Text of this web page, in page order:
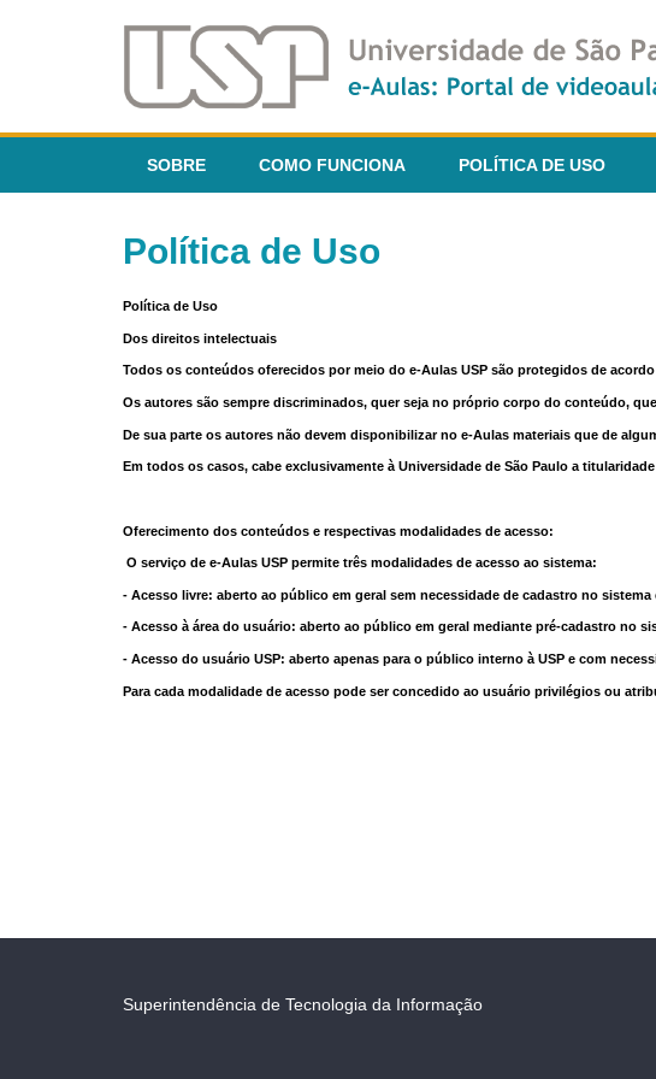
SOBRE COMO FUNCIONA POLÍTICA DE USO
Política de Uso
Política de Uso
Dos direitos intelectuais
Todos os conteúdos oferecidos por meio do e-Aulas USP são protegidos de
Os autores são sempre discriminados, quer seja no próprio corpo do conteúdo,
De sua parte os autores não devem disponibilizar no e-Aulas materiais que de
Em todos os casos, cabe exclusivamente à Universidade de São Paulo a
Oferecimento dos conteúdos e respectivas modalidades de acesso:
O serviço de e-Aulas USP permite três modalidades de acesso ao sistema:
- Acesso livre: aberto ao público em geral sem necessidade de cadastro no sistema
- Acesso à área do usuário: aberto ao público em geral mediante pré-cadastro no
- Acesso do usuário USP: aberto apenas para o público interno à USP e com
Para cada modalidade de acesso pode ser concedido ao usuário privilégios ou
Superintendência de Tecnologia da Informação